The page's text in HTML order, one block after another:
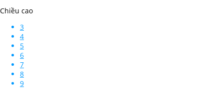
Chiều cao
3
4
5
6
7
8
9